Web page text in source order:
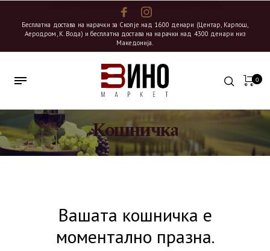
Бесплатна достава на нарачки за Скопје над 1600 денари (Центар, Карпош,
Аеродром, К. Вода) и бесплатна достава на нарачки над 4300 денари низ
Македонија.
0
Кошничка
Вашата кошничка е
моментално празна.